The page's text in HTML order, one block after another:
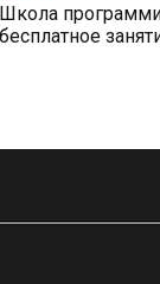
Школа
бесплатное